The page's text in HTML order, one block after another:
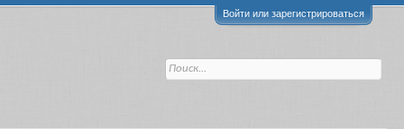
Войти или зарегистрироваться